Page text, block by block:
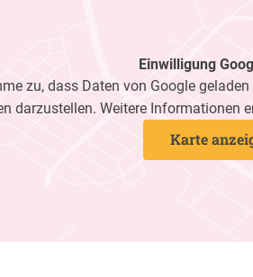
Einwilligung
zu, dass Daten von Google
darzustellen. Weitere Informationen
Karte